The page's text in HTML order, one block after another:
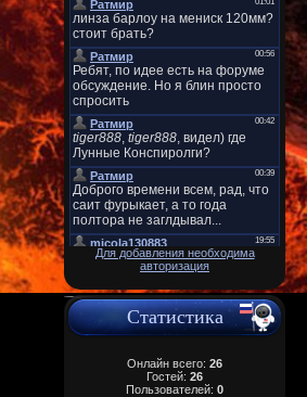
Для добавления необходима
авторизация
Статистика
Онлайн всего: 26
Гостей: 26
Пользователей: 0